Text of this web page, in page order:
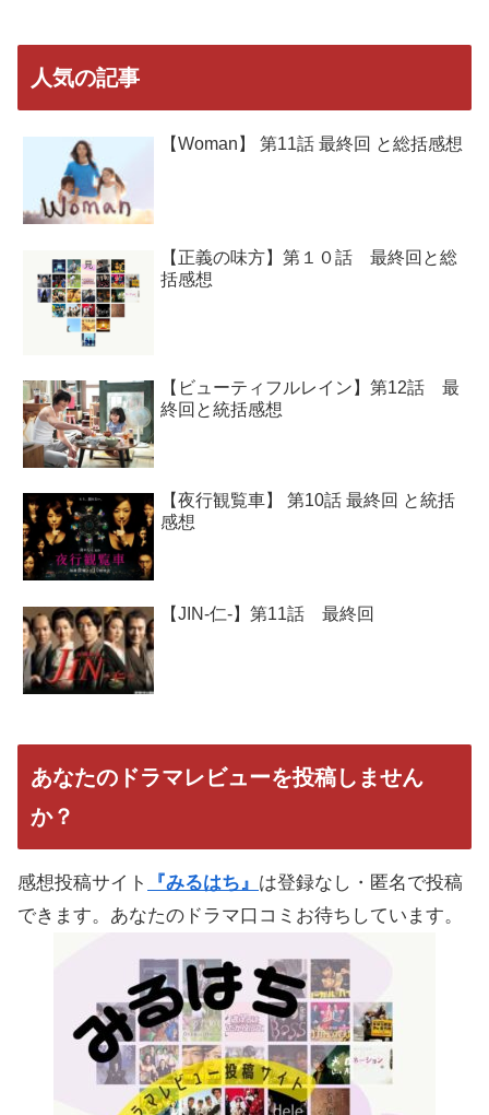
人気の記事
【Woman】 第11話 最終回 と総括感想
【正義の味方】第１０話 最終回と総
括感想
【ビューティフルレイン】第12話 最
終回と統括感想
【夜行観覧車】 第10話 最終回 と統括
感想
【JIN-仁-】第11話 最終回
あなたのドラマレビューを投稿しません
か？
感想投稿サイト 『みるはち』 は登録なし・匿名で投稿
できます。あなたのドラマ口コミお待ちしています。